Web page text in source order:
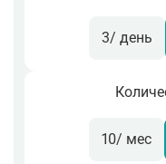
3/ день
10/ мес